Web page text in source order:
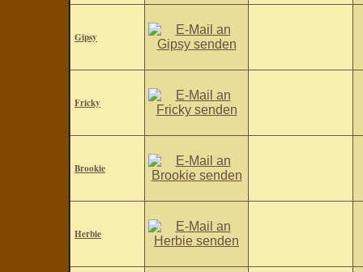
Gipsy
Fricky
Brookie
Herbie